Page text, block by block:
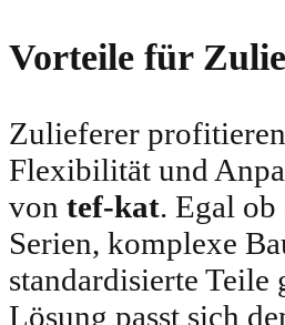
Vorteile für
Zulieferer
Flexibilität und
von tef-kat. Egal
Serien, komplexe
standardisierte Teile
Lösung passt sich